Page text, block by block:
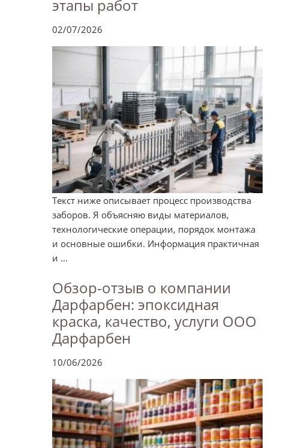
этапы работ
02/07/2026
Текст ниже описывает процесс производства
заборов. Я объясняю виды материалов,
технологические операции, порядок монтажа
и основные ошибки. Информация практичная
и ...
Обзор-отзыв о компании
Дарфарбен: эпоксидная
краска, качество, услуги ООО
Дарфарбен
10/06/2026